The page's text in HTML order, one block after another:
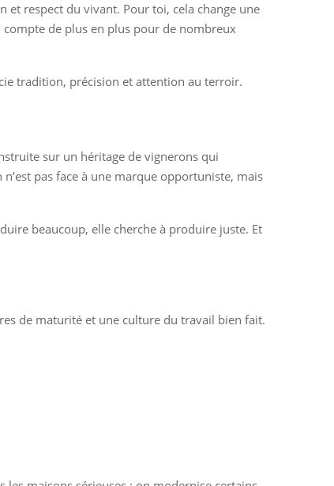
et respect du vivant. Pour toi, cela change une
de plus en plus pour de nombreux
tradition, précision et attention au terroir.
sur un héritage de vignerons qui
pas face à une marque opportuniste, mais
beaucoup, elle cherche à produire juste. Et
de maturité et une culture du travail bien fait.